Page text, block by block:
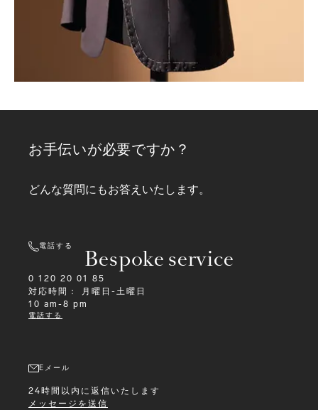
Bespoke service
お手伝いが必要ですか？
どんな質問にもお答えいたします。
電話する
0 120 20 01 85
対応時間：
月曜日-土曜日
10 am-8 pm
電話する
Eメール
24時間以内に返信いたします
メッセージを送信